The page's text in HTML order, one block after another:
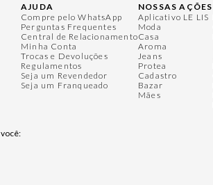
AJUDA
Compre pelo WhatsApp
Perguntas Frequentes
Central de Relacionamento
Minha Conta
Trocas e Devoluções
Regulamentos
Seja um Revendedor
Seja um Franqueado
NOSSAS AÇÕES
Aplicativo LE LIS
Moda
Casa
Aroma
Jeans
Protea
Cadastro
Bazar
Mães